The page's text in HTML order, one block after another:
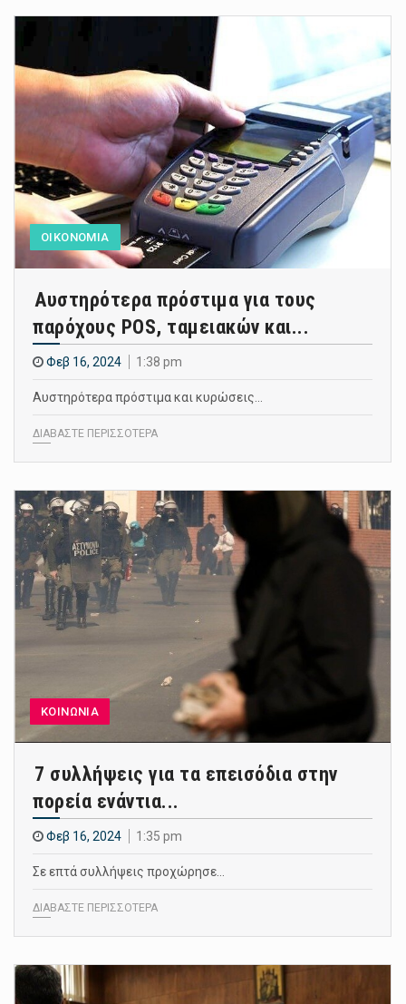
ΟΙΚΟΝΟΜΙΑ
Αυστηρότερα πρόστιμα για τους
παρόχους POS, ταμειακών και...
Φεβ 16, 2024 1:38 pm
Αυστηρότερα πρόστιμα και κυρώσεις…
ΔΙΑΒΑΣΤΕ ΠΕΡΙΣΣΟΤΕΡΑ
ΚΟΙΝΩΝΙΑ
7 συλλήψεις για τα επεισόδια στην
πορεία ενάντια...
Φεβ 16, 2024 1:35 pm
Σε επτά συλλήψεις προχώρησε…
ΔΙΑΒΑΣΤΕ ΠΕΡΙΣΣΟΤΕΡΑ